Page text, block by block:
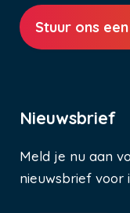
Stuur ons
Nieuwsbrief
Meld je nu aan
nieuwsbrief voor